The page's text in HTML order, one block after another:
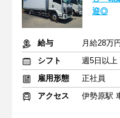
迎◎
給与
月給28万
シフト
週5日以上
雇用形態
正社員
アクセス
伊勢原駅